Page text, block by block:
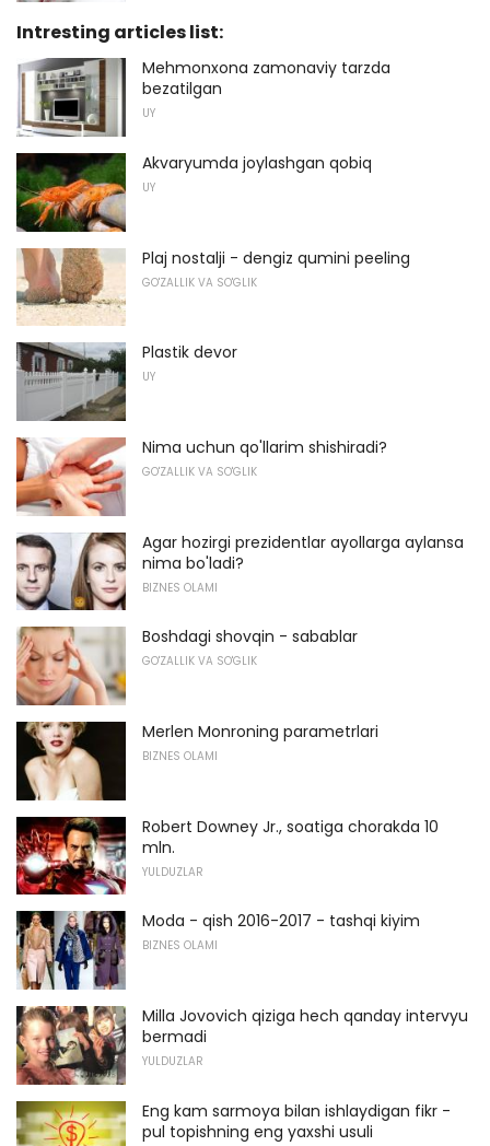
Intresting articles list:
Mehmonxona zamonaviy tarzda
bezatilgan
UY
Akvaryumda joylashgan qobiq
UY
Plaj nostalji - dengiz qumini peeling
GO'ZALLIK VA SO'GLIK
Plastik devor
UY
Nima uchun qo'llarim shishiradi?
GO'ZALLIK VA SO'GLIK
Agar hozirgi prezidentlar ayollarga aylansa
nima bo'ladi?
BIZNES OLAMI
Boshdagi shovqin - sabablar
GO'ZALLIK VA SO'GLIK
Merlen Monroning parametrlari
BIZNES OLAMI
Robert Downey Jr., soatiga chorakda 10
mln.
YULDUZLAR
Moda - qish 2016-2017 - tashqi kiyim
BIZNES OLAMI
Milla Jovovich qiziga hech qanday intervyu
bermadi
YULDUZLAR
Eng kam sarmoya bilan ishlaydigan fikr -
pul topishning eng yaxshi usuli